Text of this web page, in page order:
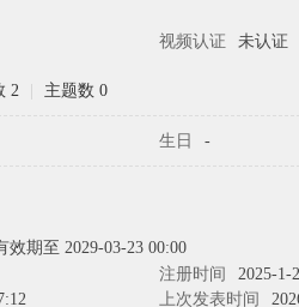
视频认证 未认证
2 主题数 0
生日 -
效期至 2029-03-23 00:00
注册时间
2025-1-
上次发表时间